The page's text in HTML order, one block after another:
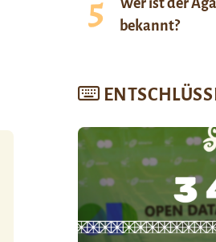
Wer ist der
bekannt?